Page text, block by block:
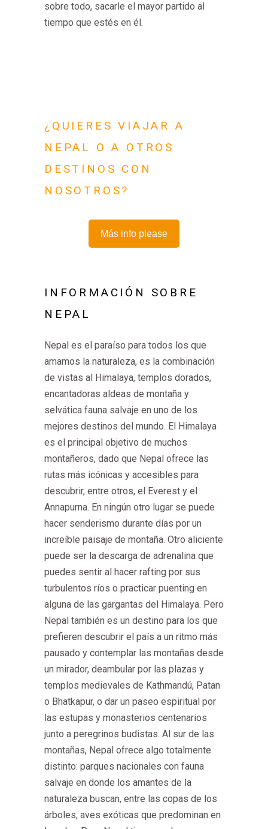
sobre todo, sacarle el mayor partido al
tiempo que estés en él.
¿QUIERES VIAJAR A
NEPAL O A OTROS
DESTINOS CON
NOSOTROS?
Más info please
INFORMACIÓN SOBRE
NEPAL
Nepal es el paraíso para todos los que
amamos la naturaleza, es la combinación
de vistas al Himalaya, templos dorados,
encantadoras aldeas de montaña y
selvática fauna salvaje en uno de los
mejores destinos del mundo. El Himalaya
es el principal objetivo de muchos
montañeros, dado que Nepal ofrece las
rutas más icónicas y accesibles para
descubrir, entre otros, el Everest y el
Annapurna. En ningún otro lugar se puede
hacer senderismo durante días por un
increíble paisaje de montaña. Otro aliciente
puede ser la descarga de adrenalina que
puedes sentir al hacer rafting por sus
turbulentos ríos o practicar puenting en
alguna de las gargantas del Himalaya. Pero
Nepal también es un destino para los que
prefieren descubrir el país a un ritmo más
pausado y contemplar las montañas desde
un mirador, deambular por las plazas y
templos medievales de Kathmandú, Patan
o Bhatkapur, o dar un paseo espiritual por
las estupas y monasterios centenarios
junto a peregrinos budistas. Al sur de las
montañas, Nepal ofrece algo totalmente
distinto: parques nacionales con fauna
salvaje en donde los amantes de la
naturaleza buscan, entre las copas de los
árboles, aves exóticas que predominan en